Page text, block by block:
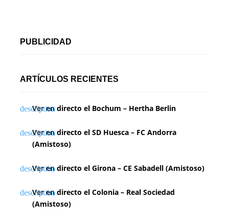
PUBLICIDAD
ARTÍCULOS RECIENTES
Ver en directo el Bochum – Hertha Berlin
Ver en directo el SD Huesca – FC Andorra
(Amistoso)
Ver en directo el Girona – CE Sabadell (Amistoso)
Ver en directo el Colonia – Real Sociedad
(Amistoso)